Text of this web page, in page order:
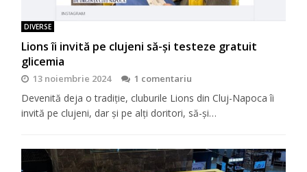
DIVERSE
Lions îi invită pe clujeni să-şi testeze gratuit
glicemia
13 noiembrie 2024 1 comentariu
Devenită deja o tradiţie, cluburile Lions din Cluj-Napoca îi
invită pe clujeni, dar şi pe alţi doritori, să-şi…